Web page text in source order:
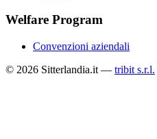
Welfare Program
Convenzioni aziendali
© 2026 Sitterlandia.it — tribit s.r.l.